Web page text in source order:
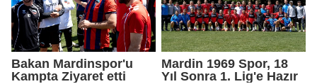
Bakan Mardinspor'u
Kampta Ziyaret etti
Mardin 1969 Spor, 18
Yıl Sonra 1. Lig'e Hazır